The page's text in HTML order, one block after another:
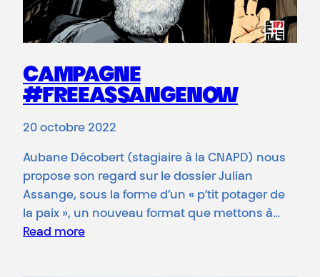
CAMPAGNE
#FREEASSANGENOW
20 octobre 2022
Aubane Décobert (stagiaire à la CNAPD) nous
propose son regard sur le dossier Julian
Assange, sous la forme d’un « p’tit potager de
la paix », un nouveau format que mettons à…
Read more